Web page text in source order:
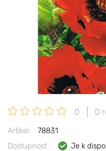
0 0
Artikel:
78831
Dostupnost :
Je k